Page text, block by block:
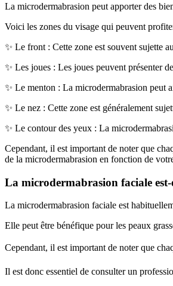
La microdermabrasion peut apporter des
Voici les zones du visage qui peuvent
✨ Le front : Cette zone est souvent sujette
✨ Les joues : Les joues peuvent présenter
✨ Le menton : La microdermabrasion peut
✨ Le nez : Cette zone est généralement
✨ Le contour des yeux : La
Cependant, il est important de noter que
de la microdermabrasion en fonction de
La microdermabrasion faciale est-
La microdermabrasion faciale est
Elle peut être bénéfique pour les peaux
Cependant, il est important de noter que
Il est donc essentiel de consulter un